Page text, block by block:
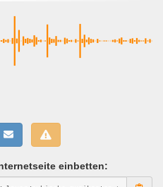
einbetten: